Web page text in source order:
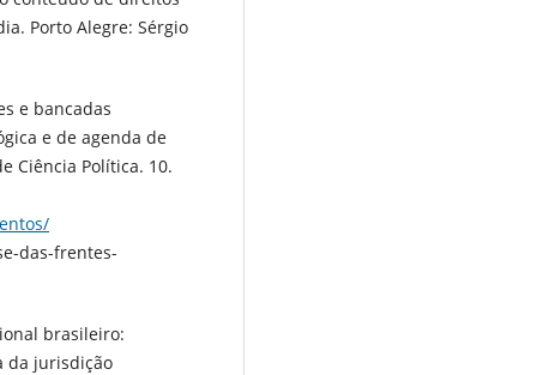
Porto Alegre: Sérgio
e bancadas
e de agenda de
Ciência Política. 10.
das-frentes-
brasileiro:
da jurisdição